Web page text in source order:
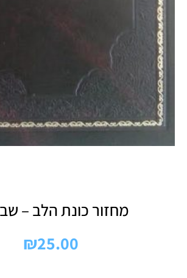
מחזור כונת הלב –
₪25.00